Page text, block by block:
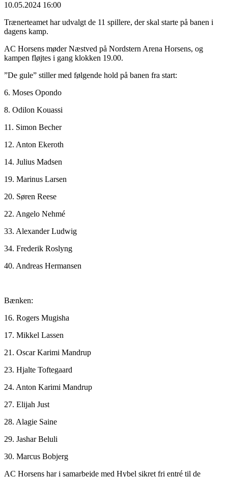
10.05.2024 16:00
Trænerteamet har udvalgt de 11 spillere, der skal starte på banen i
dagens kamp.
AC Horsens møder Næstved på Nordstern Arena Horsens, og
kampen fløjtes i gang klokken 19.00.
”De gule” stiller med følgende hold på banen fra start:
6. Moses Opondo
8. Odilon Kouassi
11. Simon Becher
12. Anton Ekeroth
14. Julius Madsen
19. Marinus Larsen
20. Søren Reese
22. Angelo Nehmé
33. Alexander Ludwig
34. Frederik Roslyng
40. Andreas Hermansen
Bænken:
16. Rogers Mugisha
17. Mikkel Lassen
21. Oscar Karimi Mandrup
23. Hjalte Toftegaard
24. Anton Karimi Mandrup
27. Elijah Just
28. Alagie Saine
29. Jashar Beluli
30. Marcus Bobjerg
AC Horsens har i samarbejde med Hybel sikret fri entré til de